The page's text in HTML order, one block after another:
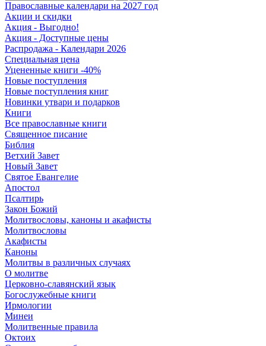
Православные календари на 2027 год
Акции и скидки
Акция - Выгодно!
Акция - Доступные цены
Распродажа - Календари 2026
Специальная цена
Уцененные книги -40%
Новые поступления
Новые поступления книг
Новинки утвари и подарков
Книги
Все православные книги
Священное писание
Библия
Ветхий Завет
Новый Завет
Святое Евангелие
Апостол
Псалтирь
Закон Божий
Молитвословы, каноны и акафисты
Молитвословы
Акафисты
Каноны
Молитвы в различных случаях
О молитве
Церковно-славянский язык
Богослужебные книги
Ирмологии
Минеи
Молитвенные правила
Октоих